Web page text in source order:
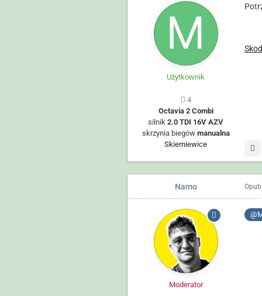
Użytkownik
4
Octavia 2 Combi
silnik2.0 TDI 16V AZV
skrzynia biegów manualna
Skierniewice
Namo
Moderator